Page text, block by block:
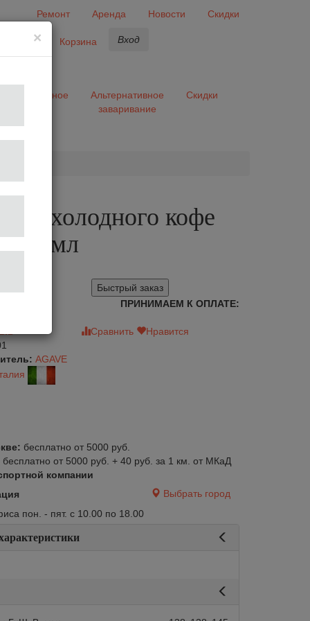
Ремонт Аренда Новости
Скидки
Корзина Вход
Разное
Альтернативное
заваривание
Скидки
для холодного кофе
мл
Быстрый заказ
ПРИНИМАЕМ К ОПЛАТЕ:
Сравнить
Нравится
AGAVE
бесплатно от 5000 руб.
бесплатно от 5000 руб. + 40 руб. за 1 км. от МКаД
компании
Выбрать город
пон. - пят. с 10.00 по 18.00
×